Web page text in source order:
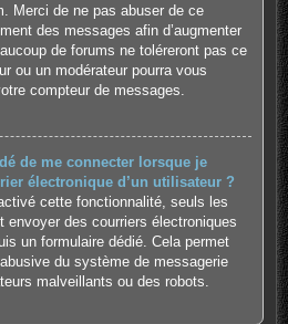
Merci de ne pas abuser de ce
des messages afin d’augmenter
de forums ne toléreront pas ce
ou un modérateur pourra vous
compteur de messages.
de me connecter lorsque je
électronique d’un utilisateur ?
cette fonctionnalité, seuls les
des courriers électroniques
un formulaire dédié. Cela permet
du système de messagerie
malveillants ou des robots.